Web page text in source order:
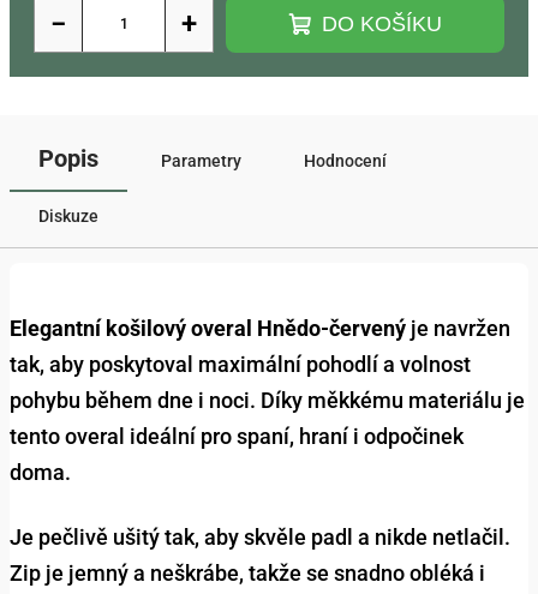
+
− DO KOŠÍKU
Popis Parametry Hodnocení
Diskuze
Elegantní košilový overal Hnědo-červený je navržen
tak, aby poskytoval maximální pohodlí a volnost
pohybu během dne i noci. Díky měkkému materiálu je
tento overal ideální pro spaní, hraní i odpočinek
doma.
Je pečlivě ušitý tak, aby skvěle padl a nikde netlačil.
Zip je jemný a neškrábe, takže se snadno obléká i